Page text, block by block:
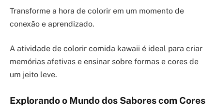
Transforme a hora de colorir em um momento de
conexão e aprendizado.
A atividade de colorir comida kawaii é ideal para criar
memórias afetivas e ensinar sobre formas e cores de
um jeito leve.
Explorando o Mundo dos Sabores com Cores